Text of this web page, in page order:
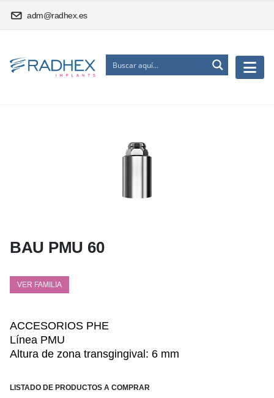
adm@radhex.es
BAU PMU 60
VER FAMILIA
ACCESORIOS PHE
Línea PMU
Altura de zona transgingival: 6 mm
LISTADO DE PRODUCTOS A COMPRAR